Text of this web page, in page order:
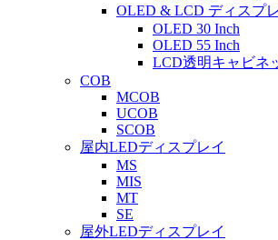
OLED & LCD ディスプ
OLED 30 Inch
OLED 55 Inch
LCD透明キャビネ
COB
MCOB
UCOB
SCOB
屋内LEDディスプレイ
MS
MIS
MT
SE
屋外LEDディスプレイ